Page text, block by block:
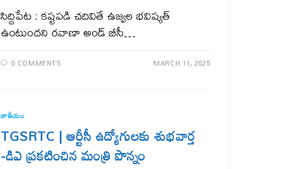
సిద్దిపేట : కష్టపడి చదివితే ఉజ్వల భవిష్యత్
ఉంటుంద‌ని రవాణా అండ్ బీసీ…
0 COMMENTS MARCH 11, 2025
జాతీయం
TGSRTC | ఆర్టీసీ ఉద్యోగులకు శుభవార్త
-డిఎ ప్ర‌క‌టించిన మంత్రి పొన్నం